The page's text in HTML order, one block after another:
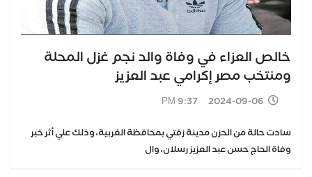
خالص العزاء في وفاة والد نجم غزل المحلة
ومنتخب مصر إكرامي عبد العزيز
2024-09-06 9:37 PM
سادت حالة من الحزن مدينة زفتي بمحافظة الغربية، وذلك علي أثر خبر
وفاة الحاج حسن عبد العزيز رسلان، وال